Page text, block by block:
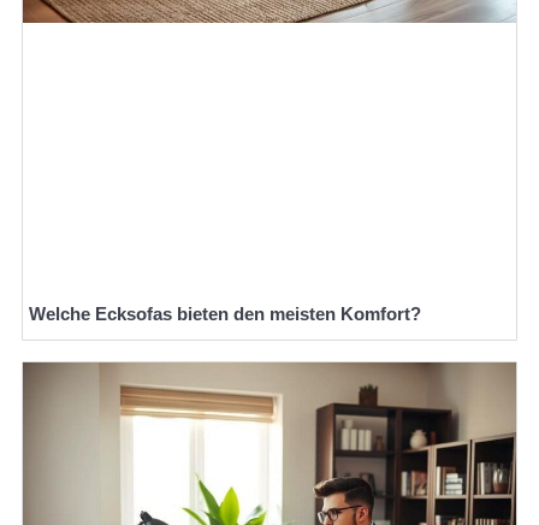
Welche Ecksofas bieten den meisten Komfort?